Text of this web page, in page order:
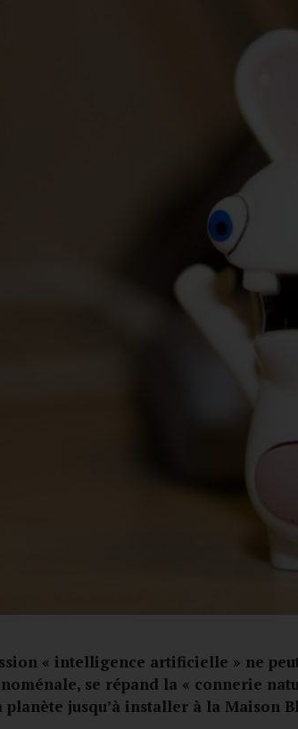
« intelligence artificielle » ne
se répand la « connerie
jusqu’à installer à la Maison